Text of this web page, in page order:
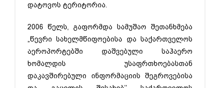
დატოვოს ტერიტორია.
2006 წელს, გაფორმდა სამუშაო შეთანხმება
„წევრი სახელმწიფოებისა და საქართველოს
აეროპორტებში დაშვებული საჰაერო
ხომალდის უსაფრთხოებასთან
დაკავშირებული ინფორმაციის შეგროვებისა